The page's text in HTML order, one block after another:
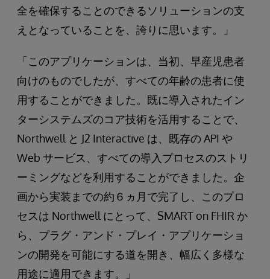
全を確保することのできるソリューションの支
えとなっていることを、誇りに思います。」
「このアプリケーションは、当初、早産児患者
向けのものでしたが、すべての年齢の患者に使
用することができました。既に導入されたイン
ターシステムズのコア技術を活用することで、
Northwell と J2 Interactive は、既存の API や
Web サービス、すべての導入プロセスのストリ
ーミングなどを利用することができました。企
画から実装までの約６ヵ月で完了し、このプロ
セスは Northwell にとって、SMART on FHIR か
ら、プラグ・アンド・プレイ・アプリケーショ
ンの開発を可能にする道を開き、幅広く多様な
用途に適用できます。」